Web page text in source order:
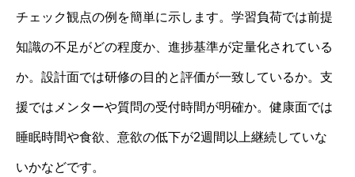
チェック観点の例を簡単に示します。学習負荷では前提
知識の不足がどの程度か、進捗基準が定量化されている
か。設計面では研修の目的と評価が一致しているか。支
援ではメンターや質問の受付時間が明確か。健康面では
睡眠時間や食欲、意欲の低下が2週間以上継続していな
いかなどです。